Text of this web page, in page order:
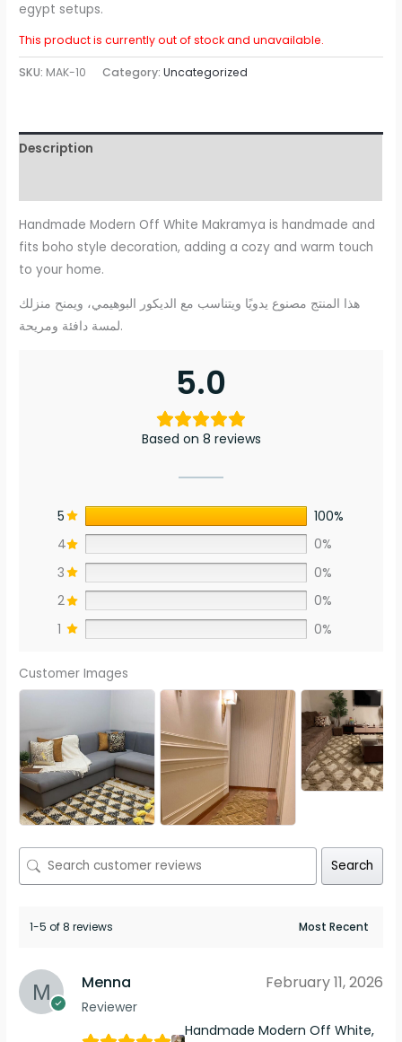
egypt setups.
This product is currently out of stock and unavailable.
SKU: MAK-10 Category:Uncategorized
Description
Handmade Modern Off White Makramya is handmade and
fits boho style decoration, adding a cozy and warm touch
to your home.
هذا المنتج مصنوع يدويًا ويتناسب مع الديكور البوهيمي، ويمنح منزلك
لمسة دافئة ومريحة.
5.0
Based on 8 reviews
5
100%
4
0%
3
0%
2
0%
1
0%
Customer Images
Search
1-5 of 8 reviews
Menna
Reviewer
February 11, 2026
Handmade Modern Off White,